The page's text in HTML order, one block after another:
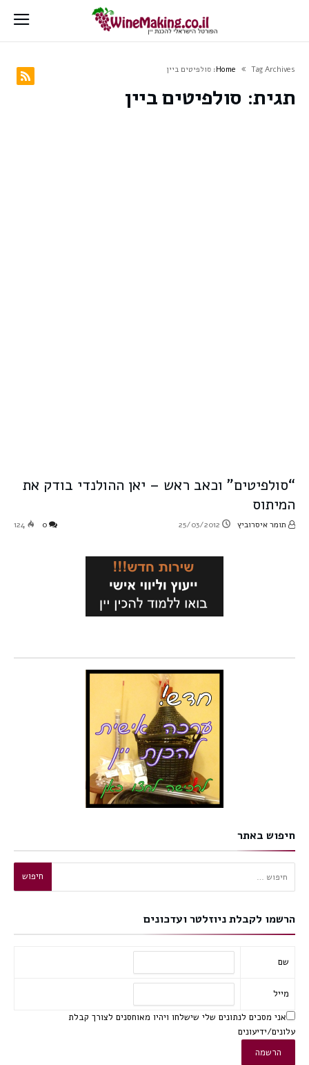
Home Tag Archives: סולפיטים ביין
תגית: סולפיטים ביין
“סולפיטים” וכאב ראש – יאן ההולנדי בודק את
המיתוס
תומר איסרוביץ 25/03/2012
124
חיפוש באתר
חיפוש:
הרשמו לקבלת ניוזלטר ועדכונים
שם
מייל
אני מסכים לנתונים שלי שישלחו ויהיו מאוחסנים לצורך קבלת
עלונים/ידיעונים